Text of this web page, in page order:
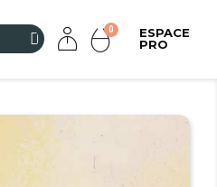
ESPACE
PRO